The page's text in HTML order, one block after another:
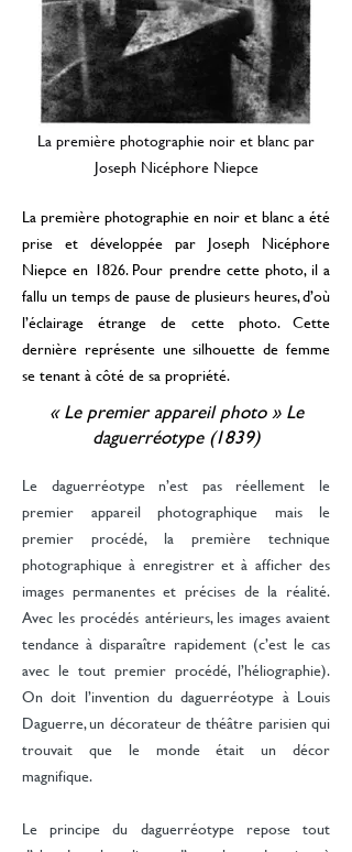
La première photographie noir et blanc par
Joseph Nicéphore Niepce
La première photographie en noir et blanc a été
prise et développée par Joseph Nicéphore
Niepce en 1826. Pour prendre cette photo, il a
fallu un temps de pause de plusieurs heures, d’où
l’éclairage étrange de cette photo. Cette
dernière représente une silhouette de femme
se tenant à côté de sa propriété.
« Le premier appareil photo » Le
daguerréotype (1839)
Le daguerréotype n’est pas réellement le
premier appareil photographique mais le
premier procédé, la première technique
photographique à enregistrer et à afficher des
images permanentes et précises de la réalité.
Avec les procédés antérieurs, les images avaient
tendance à disparaître rapidement (c’est le cas
avec le tout premier procédé, l’héliographie).
On doit l’invention du daguerréotype à Louis
Daguerre, un décorateur de théâtre parisien qui
trouvait que le monde était un décor
magnifique.
Le principe du daguerréotype repose tout